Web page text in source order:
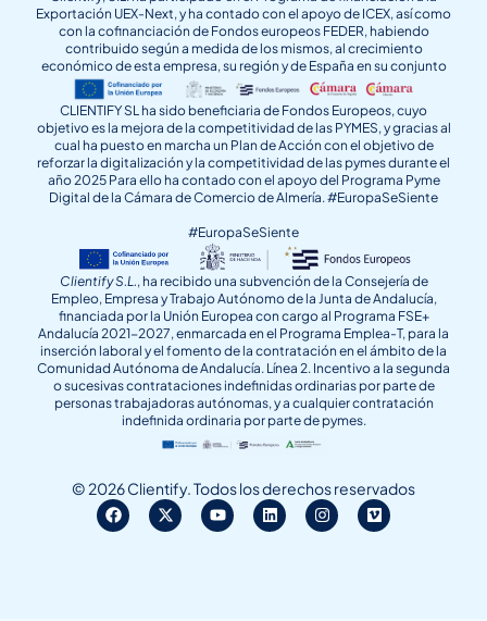
Exportación UEX-Next, y ha contado con el apoyo de ICEX, así como
con la cofinanciación de Fondos europeos FEDER, habiendo
contribuido según a medida de los mismos, al crecimiento
económico de esta empresa, su región y de España en su conjunto
CLIENTIFY SL ha sido beneficiaria de Fondos Europeos, cuyo
objetivo es la mejora de la competitividad de las PYMES, y gracias al
cual ha puesto en marcha un Plan de Acción con el objetivo de
reforzar la digitalización y la competitividad de las pymes durante el
año 2025 Para ello ha contado con el apoyo del Programa Pyme
Digital de la Cámara de Comercio de Almería. #EuropaSeSiente
#EuropaSeSiente
Clientify S.L., ha recibido una subvención de la Consejería de
Empleo, Empresa y Trabajo Autónomo de la Junta de Andalucía,
financiada por la Unión Europea con cargo al Programa FSE+
Andalucía 2021-2027, enmarcada en el Programa Emplea-T, para la
inserción laboral y el fomento de la contratación en el ámbito de la
Comunidad Autónoma de Andalucía. Línea 2. Incentivo a la segunda
o sucesivas contrataciones indefinidas ordinarias por parte de
personas trabajadoras autónomas, y a cualquier contratación
indefinida ordinaria por parte de pymes.
© 2026 Clientify. Todos los derechos reservados